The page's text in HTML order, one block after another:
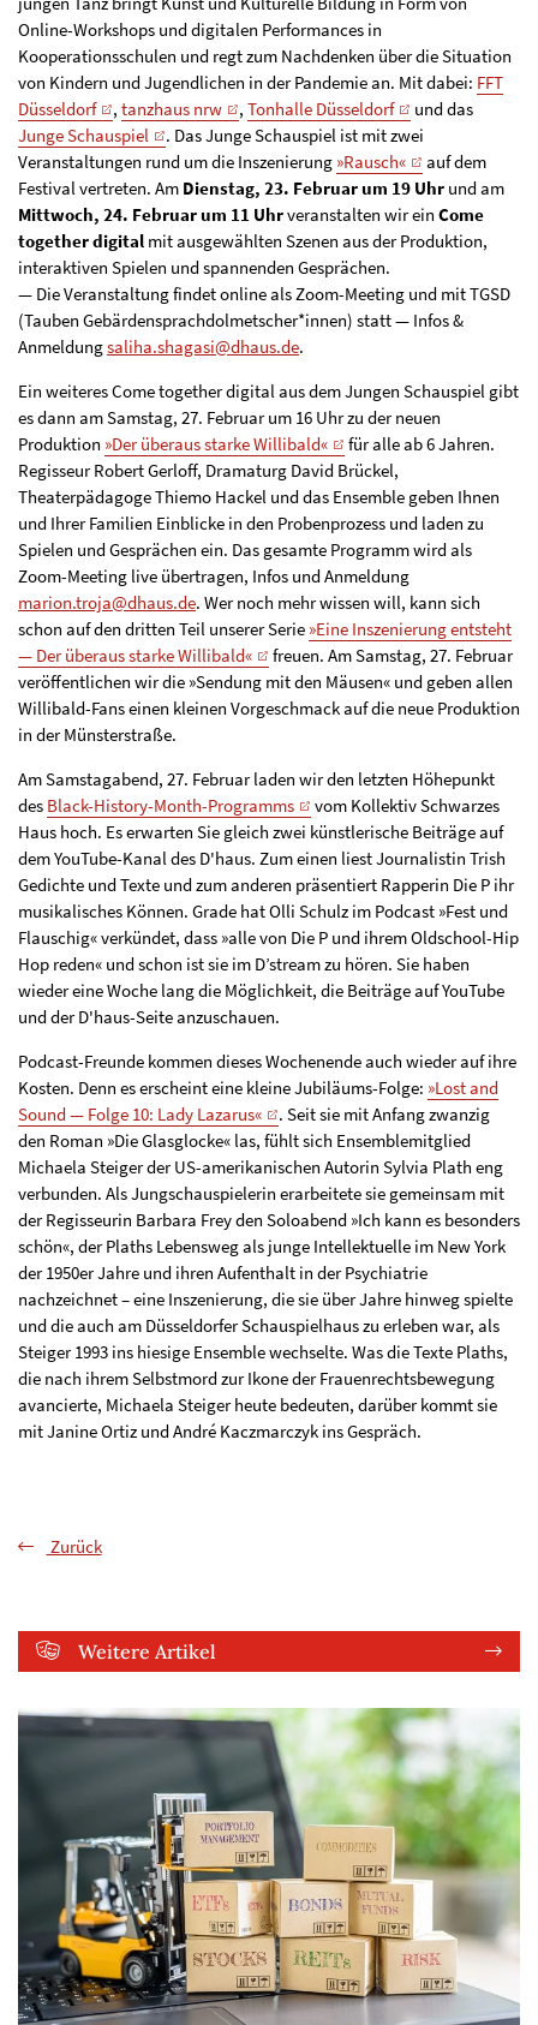
Online-Workshops und digitalen Performances in
Kooperationsschulen und regt zum Nachdenken über die Situation
von Kindern und Jugendlichen in der Pandemie an. Mit dabei: FFT
Düsseldorf
, tanzhaus nrw , Tonhalle Düsseldorf
und das
Junge Schauspiel
. Das Junge Schauspiel ist mit zwei
Veranstaltungen rund um die Inszenierung »Rausch«
auf dem
Festival vertreten. Am Dienstag, 23. Februar um 19 Uhr und am
Mittwoch, 24. Februar um 11 Uhrveranstalten wir ein Come
together digital mit ausgewählten Szenen aus der Produktion,
interaktiven Spielen und spannenden Gesprächen.
— Die Veranstaltung findet online als Zoom-Meeting und mit TGSD
(Tauben Gebärdensprachdolmetscher*innen) statt — Infos &
Anmeldungsaliha.shagasi@dhaus.de.
Ein weiteres Come together digital aus dem Jungen Schauspiel gibt
es dann am Samstag, 27. Februar um 16 Uhr zu der neuen
Produktion »Der überaus starke Willibald«
für alle ab 6 Jahren.
Regisseur Robert Gerloff, Dramaturg David Brückel,
Theaterpädagoge Thiemo Hackel und das Ensemble geben Ihnen
und Ihrer Familien Einblicke in den Probenprozess und laden zu
Spielen und Gesprächen ein. Das gesamte Programm wird als
Zoom-Meeting live übertragen, Infos und Anmeldung
marion.troja@dhaus.de. Wer noch mehr wissen will, kann sich
schon auf den dritten Teil unserer Serie »Eine Inszenierung entsteht
— Der überaus starke Willibald«
freuen. Am Samstag, 27. Februar
veröffentlichen wir die »Sendung mit den Mäusen« und geben allen
Willibald-Fans einen kleinen Vorgeschmack auf die neue Produktion
in der Münsterstraße.
Am Samstagabend, 27. Februar laden wir den letzten Höhepunkt
des Black-History-Month-Programms
vom Kollektiv Schwarzes
Haus hoch. Es erwarten Sie gleich zwei künstlerische Beiträge auf
dem YouTube-Kanal des D'haus. Zum einen liest Journalistin Trish
Gedichte und Texte und zum anderen präsentiert Rapperin Die P ihr
musikalisches Können. Grade hat Olli Schulz im Podcast »Fest und
Flauschig« verkündet, dass »alle von Die P und ihrem Oldschool-Hip
Hop reden« und schon ist sie im D’stream zu hören. Sie haben
wieder eine Woche lang die Möglichkeit, die Beiträge auf YouTube
und der D'haus-Seite anzuschauen.
Podcast-Freunde kommen dieses Wochenende auch wieder auf ihre
Kosten. Denn es erscheint eine kleine Jubiläums-Folge: »Lost and
Sound — Folge 10: Lady Lazarus«
. Seit sie mit Anfang zwanzig
den Roman »Die Glasglocke« las, fühlt sich Ensemblemitglied
Michaela Steiger der US-amerikanischen Autorin Sylvia Plath eng
verbunden. Als Jungschauspielerin erarbeitete sie gemeinsam mit
der Regisseurin Barbara Frey den Soloabend »Ich kann es besonders
schön«, der Plaths Lebensweg als junge Intellektuelle im New York
der 1950er Jahre und ihren Aufenthalt in der Psychiatrie
nachzeichnet – eine Inszenierung, die sie über Jahre hinweg spielte
und die auch am Düsseldorfer Schauspielhaus zu erleben war, als
Steiger 1993 ins hiesige Ensemble wechselte. Was die Texte Plaths,
die nach ihrem Selbstmord zur Ikone der Frauenrechtsbewegung
avancierte, Michaela Steiger heute bedeuten, darüber kommt sie
mit Janine Ortiz und André Kaczmarczyk ins Gespräch.
Zurück
Weitere Artikel